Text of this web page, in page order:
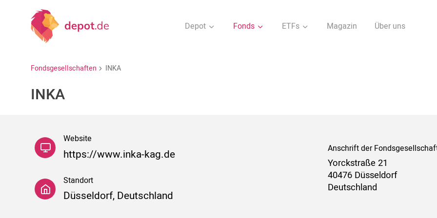
Depot Fonds ETFs Magazin Über uns
Fondsgesellschaften INKA
INKA
Website
https://www.inka-kag.de
Standort
Düsseldorf, Deutschland
Anschrift der
Yorckstraße 21
40476 Düsseldorf
Deutschland